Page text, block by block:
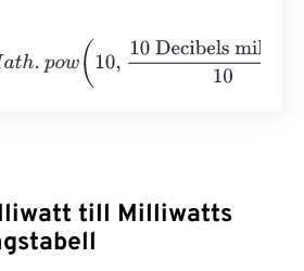
o (10 10 Decibels milliwatt10) =10
till Milliwatts